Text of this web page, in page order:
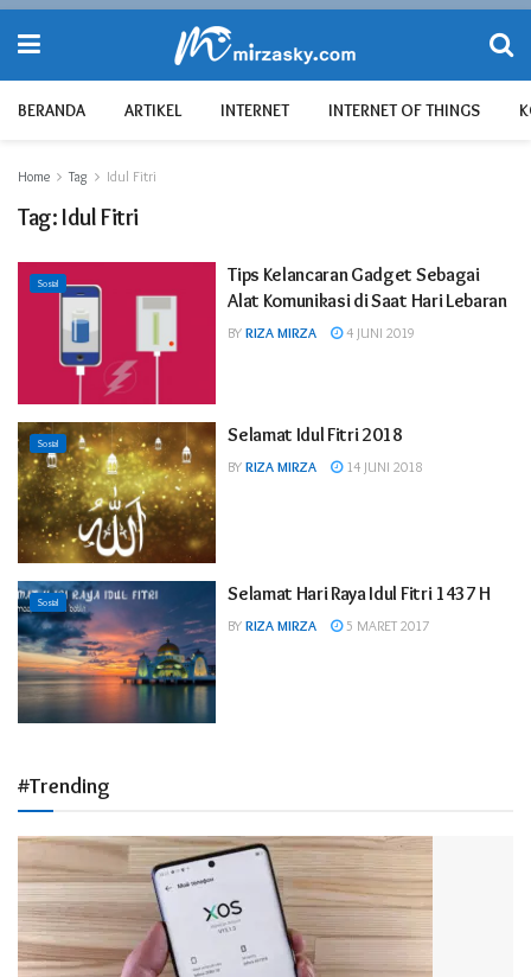
BERANDA ARTIKEL INTERNET INTERNET OF THINGS
Home Tag Idul Fitri
Tag: Idul Fitri
Sosial
Tips Kelancaran Gadget Sebagai
Alat Komunikasi di Saat Hari Lebaran
BY RIZA MIRZA 4 JUNI 2019
Sosial Selamat Idul Fitri 2018
BY RIZA MIRZA 14 JUNI 2018
Sosial Selamat Hari Raya Idul Fitri 1437 H
BY RIZA MIRZA 5 MARET 2017
#Trending